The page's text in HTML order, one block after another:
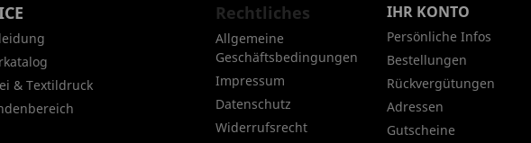
& Textildruck
Rechtliches
Allgemeine
Geschäftsbedingungen
Impressum
Datenschutz
Widerrufsrecht
IHR KONTO
Persönliche Infos
Bestellungen
Rückvergütungen
Adressen
Gutscheine